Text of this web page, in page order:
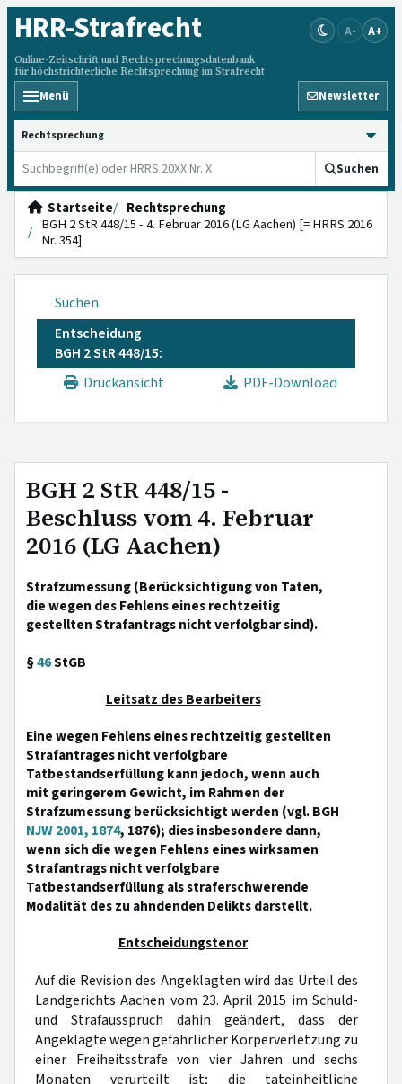
HRR-Strafrecht
Online-Zeitschrift und Rechtsprechungsdatenbank
für höchstrichterliche Rechtsprechung im Strafrecht
A- A+
Menü Newsletter
HRRS durchsuchen
Suchen
Startseite
Rechtsprechung
BGH 2 StR 448/15 - 4. Februar 2016 (LG Aachen) [= HRRS 2016
Nr. 354]
Suchen
Entscheidung
BGH 2 StR 448/15:
Druckansicht
PDF-Download
BGH 2 StR 448/15 -
Beschluss vom 4. Februar
2016 (LG Aachen)
Strafzumessung (Berücksichtigung von Taten,
die wegen des Fehlens eines rechtzeitig
gestellten Strafantrags nicht verfolgbar sind).
§46StGB
Leitsatz des Bearbeiters
Eine wegen Fehlens eines rechtzeitig gestellten
Strafantrages nicht verfolgbare
Tatbestandserfüllung kann jedoch, wenn auch
mit geringerem Gewicht, im Rahmen der
Strafzumessung berücksichtigt werden (vgl. BGH
NJW 2001, 1874, 1876); dies insbesondere dann,
wenn sich die wegen Fehlens eines wirksamen
Strafantrags nicht verfolgbare
Tatbestandserfüllung als straferschwerende
Modalität des zu ahndenden Delikts darstellt.
Entscheidungstenor
Auf die Revision des Angeklagten wird das Urteil des
Landgerichts Aachen vom 23. April 2015 im Schuld-
und Strafausspruch dahin geändert, dass der
Angeklagte wegen gefährlicher Körperverletzung zu
einer Freiheitsstrafe von vier Jahren und sechs
Monaten verurteilt ist; die tateinheitliche